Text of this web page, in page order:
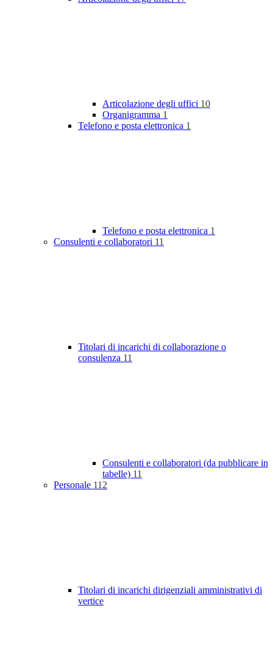
Articolazione degli uffici 10
Organigramma 1
Telefono e posta elettronica 1
Telefono e posta elettronica 1
Consulenti e collaboratori 11
Titolari di incarichi di collaborazione o
consulenza 11
Consulenti e collaboratori (da pubblicare in
tabelle) 11
Personale 112
Titolari di incarichi dirigenziali amministrativi di
vertice